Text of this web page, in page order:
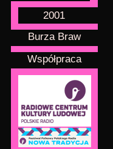
2001
Burza Braw
Współpraca